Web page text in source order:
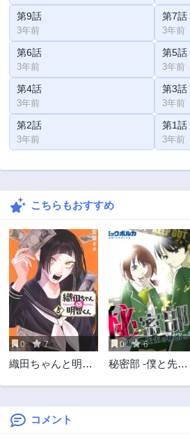
第9話
3年前
第7話
3年前
第6話
3年前
第5話
3年前
第4話
3年前
第3話
3年前
第2話
3年前
第1話
3年前
こちらもおすすめ
0 7
織田ちゃんと明智
0 6
秘密部 -僕と先生
コメント